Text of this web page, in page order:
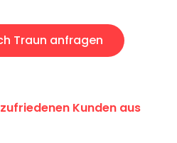
Traun anfragen
Kunden aus